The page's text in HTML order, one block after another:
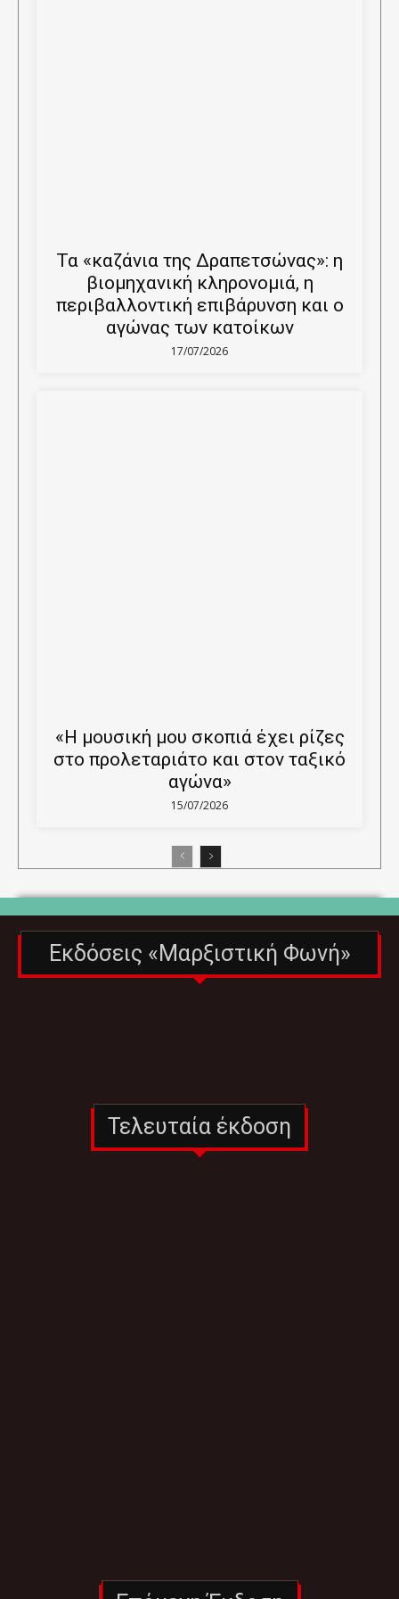
Τα «καζάνια της Δραπετσώνας»: η
βιομηχανική κληρονομιά, η
περιβαλλοντική επιβάρυνση και ο
αγώνας των κατοίκων
17/07/2026
«Η μουσική μου σκοπιά έχει ρίζες
στο προλεταριάτο και στον ταξικό
αγώνα»
15/07/2026
Εκδόσεις «Μαρξιστική Φωνή»
Τελευταία έκδοση